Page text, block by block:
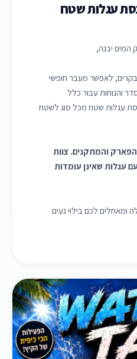
עגלות שטח
המים יבנה,
לאפשר מעבר חופשי
והנוחות עבור כלל
עגלות שטח מכל סוג לשטח
והמתקנים. צוות
עגלות שאינן עומדות
ומאחלים לכם בילוי נעים